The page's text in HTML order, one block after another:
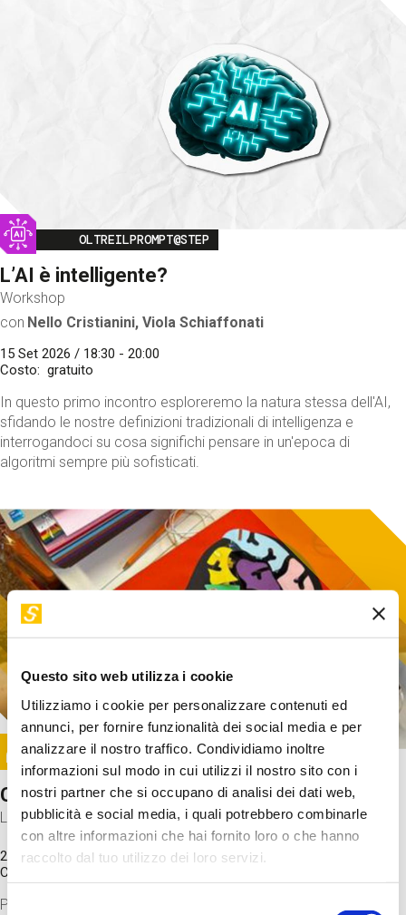
Questo sito web utilizza i cookie
Utilizziamo i cookie per personalizzare contenuti ed
annunci, per fornire funzionalità dei social media e per
analizzare il nostro traffico. Condividiamo inoltre
informazioni sul modo in cui utilizzi il nostro sito con i
nostri partner che si occupano di analisi dei dati web,
pubblicità e social media, i quali potrebbero combinarle
con altre informazioni che hai fornito loro o che hanno
raccolto dal tuo utilizzo dei loro servizi.
Selezione
Image
OLTREILPROMPT@STEP
L’AI è intelligente?
Workshop
con Nello Cristianini, Viola Schiaffonati
15 Set 2026 / 18:30 - 20:00
Costo
gratuito
In questo primo incontro esploreremo la natura stessa dell'AI,
sfidando le nostre definizioni tradizionali di intelligenza e
interrogandoci su cosa significhi pensare in un'epoca di
algoritmi sempre più sofisticati.
Image
SUNDAY@STEP
Come funziona il cervello?
Laboratorio
20 Set 2026 / 11:15 - 13:00
Costo
Proveremo a costruire un cervello in cartoncino cercando di